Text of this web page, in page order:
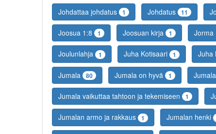
Johdattaa johdatus 1 Johdatus 11
Joosua 1:8 1 Joosuan kirja 1 Jorma
Joulunlahja 1 Juha Kotisaari 1 Juha
Jumala 80 Jumala on hyvä 1
Jumala vaikuttaa tahtoon ja tekemiseen 1
Jumalan armo ja rakkaus 1 Jumalan henki